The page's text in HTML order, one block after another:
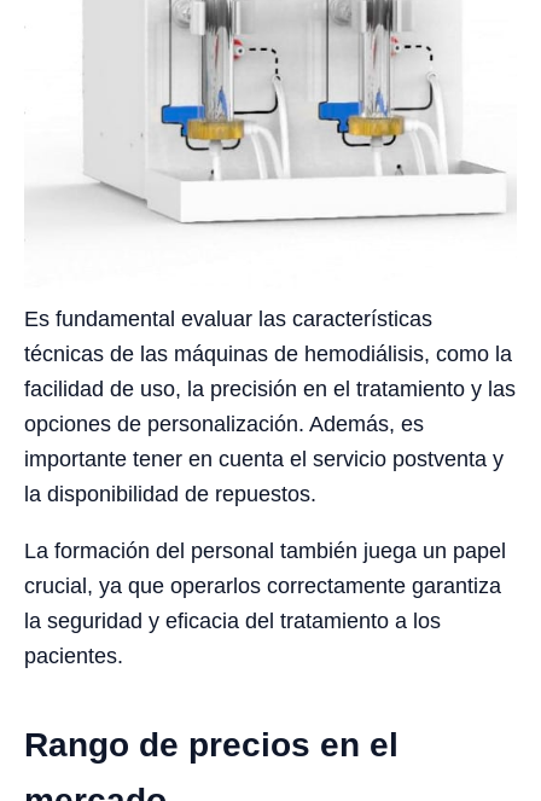
Es fundamental evaluar las características
técnicas de las máquinas de hemodiálisis, como la
facilidad de uso, la precisión en el tratamiento y las
opciones de personalización. Además, es
importante tener en cuenta el servicio postventa y
la disponibilidad de repuestos.
La formación del personal también juega un papel
crucial, ya que operarlos correctamente garantiza
la seguridad y eficacia del tratamiento a los
pacientes.
Rango de precios en el